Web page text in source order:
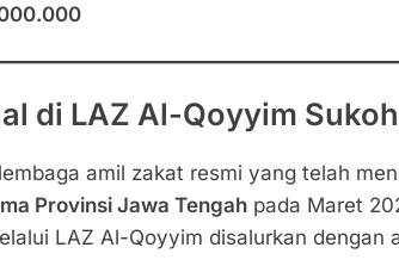
di LAZ Al-Qoyyim
amil zakat resmi yang telah
Provinsi Jawa Tengah pada Maret
LAZ Al-Qoyyim disalurkan dengan